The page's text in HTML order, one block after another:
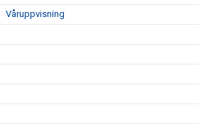
Våruppvisning